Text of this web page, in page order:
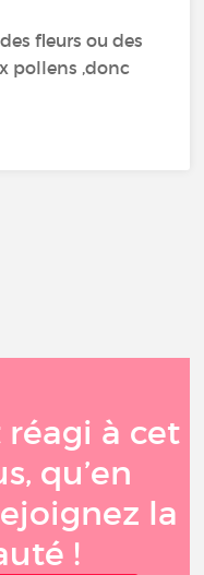
fleurs ou des
pollens ,donc
à cet
qu’en
la
!